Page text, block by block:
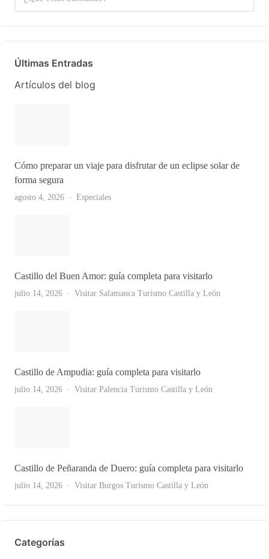
Últimas Entradas
Artículos del blog
Cómo preparar un viaje para disfrutar de un eclipse solar de
forma segura
agosto 4, 2026 Especiales
Castillo del Buen Amor: guía completa para visitarlo
julio 14, 2026 Visitar Salamanca Turismo Castilla y León
Castillo de Ampudia: guía completa para visitarlo
julio 14, 2026 Visitar Palencia Turismo Castilla y León
Castillo de Peñaranda de Duero: guía completa para visitarlo
julio 14, 2026 Visitar Burgos Turismo Castilla y León
Ver Todas
Categorías